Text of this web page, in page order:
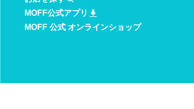
MOFF公式アプリ
MOFF 公式 オンラインショップ